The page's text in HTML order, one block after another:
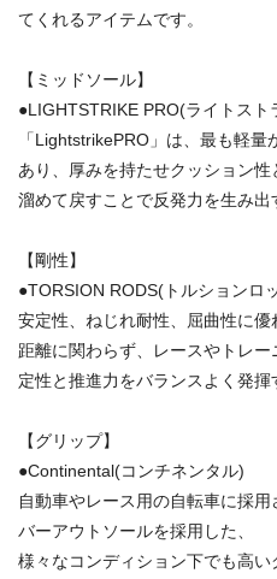
てくれるアイテムです。
【ミッドソール】
●LIGHTSTRIKE PRO(ライトスト
「LightstrikePRO」は、最も軽
あり、厚みを持たせクッション
溜めて戻すことで反発力を生み出
【剛性】
●TORSION RODS(トルションロ
安定性、ねじれ耐性、屈曲性に優
距離に関わらず、レースやトレ
定性と推進力をバランスよく発揮
【グリップ】
●Continental(コンチネンタル)
自動車やレース用の自転車に採
バーアウトソールを採用した、
様々なコンディション下でも高